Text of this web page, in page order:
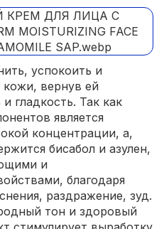
успокоить и
кожи, вернув ей
гладкость. Так как
является
концентрации, а,
бисабол и азулен,
и
благодаря
раздражение, зуд.
тон и здоровый